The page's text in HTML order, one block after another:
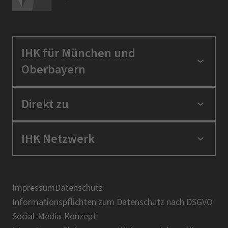
IHK für München und
Oberbayern
Standortpolitik
Berufszugang
Über uns
Direkt zu
Positionen
Presse
IHK-Magazin
IHK Netzwerk
BIHK
DIHK
AHK
ImpressumDatenschutz
Informationspflichten zum Datenschutz nach DSGVO
Social-Media-Konzept